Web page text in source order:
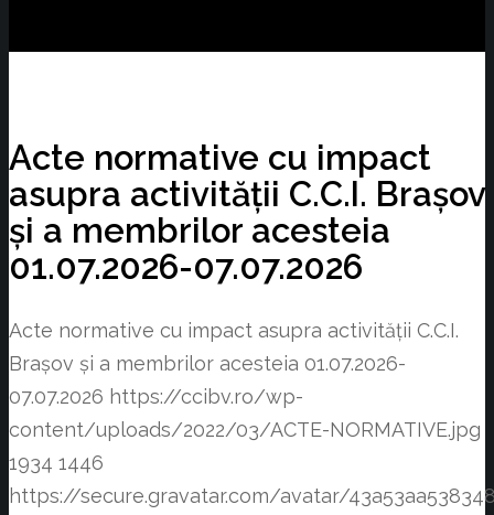
Acte normative cu impact
asupra activității C.C.I. Brașov
și a membrilor acesteia
01.07.2026-07.07.2026
Acte normative cu impact asupra activității C.C.I.
Brașov și a membrilor acesteia 01.07.2026-
07.07.2026 https://ccibv.ro/wp-
content/uploads/2022/03/ACTE-NORMATIVE.jpg
1934 1446
https://secure.gravatar.com/avatar/